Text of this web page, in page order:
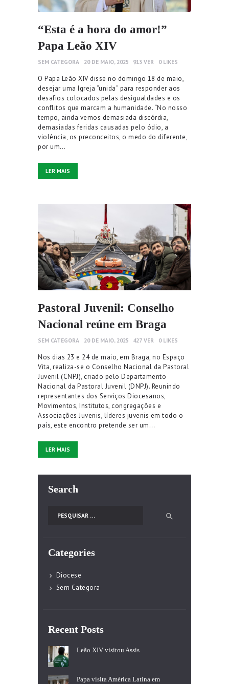
“Esta é a hora do amor!”
Papa Leão XIV
SEM CATEGORA 20 DE MAIO, 2025 913 VER 0 LIKES
O Papa Leão XIV disse no domingo 18 de maio,
desejar uma Igreja “unida” para responder aos
desafios colocados pelas desigualdades e os
conflitos que marcam a humanidade. “No nosso
tempo, ainda vemos demasiada discórdia,
demasiadas feridas causadas pelo ódio, a
violência, os preconceitos, o medo do diferente,
por um…
LER MAIS
Pastoral Juvenil: Conselho
Nacional reúne em Braga
SEM CATEGORA 20 DE MAIO, 2025 427 VER 0 LIKES
Nos dias 23 e 24 de maio, em Braga, no Espaço
Vita, realiza-se o Conselho Nacional da Pastoral
Juvenil (CNPJ), criado pelo Departamento
Nacional da Pastoral Juvenil (DNPJ). Reunindo
representantes dos Serviços Diocesanos,
Movimentos, Institutos, congregações e
Associações Juvenis, líderes juvenis em todo o
país, este encontro pretende ser um…
LER MAIS
Search
Categories
Diocese
Sem Categora
Recent Posts
Leão XIV visitou Assis
Papa visita América Latina em